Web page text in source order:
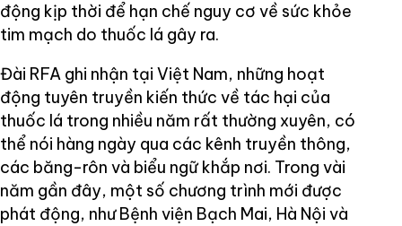
động kịp thời để hạn chế nguy cơ về sức khỏe
tim mạch do thuốc lá gây ra.
Đài RFA ghi nhận tại Việt Nam, những hoạt
động tuyên truyền kiến thức về tác hại của
thuốc lá trong nhiều năm rất thường xuyên, có
thể nói hàng ngày qua các kênh truyền thông,
các băng-rôn và biểu ngữ khắp nơi. Trong vài
năm gần đây, một số chương trình mới được
phát động, như Bệnh viện Bạch Mai, Hà Nội và